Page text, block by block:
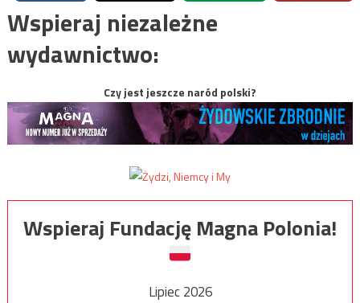
Wspieraj niezależne
wydawnictwo:
Czy jest jeszcze naród polski?
Wspieraj Fundację Magna Polonia!
Lipiec 2026